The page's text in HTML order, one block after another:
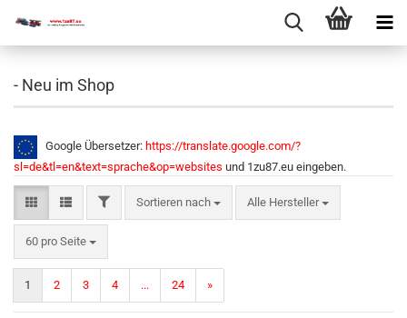
- Neu im Shop
Google Übersetzer: https://translate.google.com/?
sl=de&tl=en&text=sprache&op=websites und 1zu87.eu eingeben.
Sortieren nach Alle Hersteller
60 pro Seite
1 2 3 4 ... 24 »